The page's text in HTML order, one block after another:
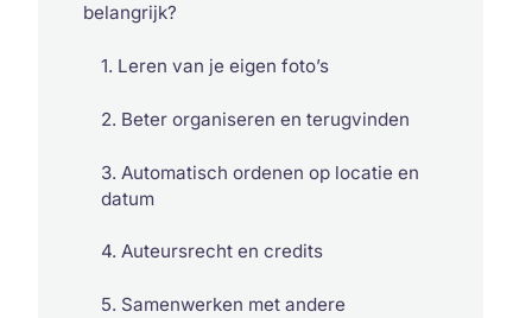
belangrijk?
1. Leren van je eigen foto’s
2. Beter organiseren en terugvinden
3. Automatisch ordenen op locatie en
datum
4. Auteursrecht en credits
5. Samenwerken met andere